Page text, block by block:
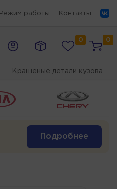
Режим работы Контакты
0 0
Крашеные детали кузова
Подробнее